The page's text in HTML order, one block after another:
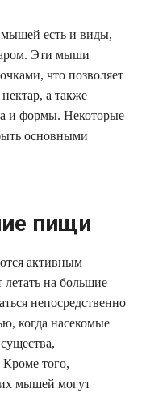
мышей есть и виды,
Эти мыши
что позволяет
а также
и формы. Некоторые
основными
пищи
активным
на большие
непосредственно
когда насекомые
того,
мышей могут